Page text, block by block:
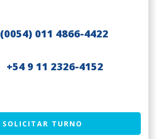
(0054) 011 4866-4422
+54 9 11 2326-4152
SOLICITAR TURNO